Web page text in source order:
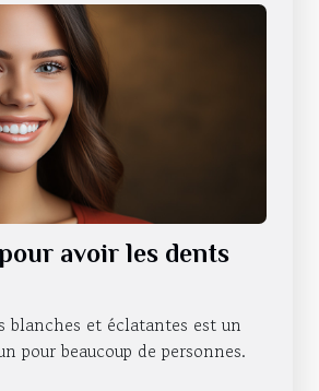
avoir les dents
blanches et éclatantes est un
pour beaucoup de personnes.